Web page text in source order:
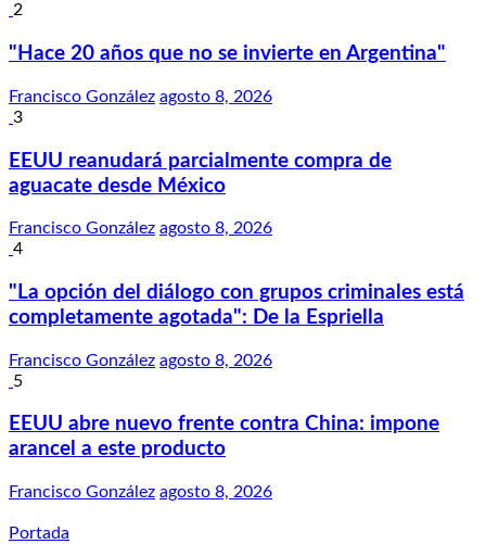
2
"Hace 20 años que no se invierte en Argentina"
Francisco González agosto 8, 2026
3
EEUU reanudará parcialmente compra de
aguacate desde México
Francisco González agosto 8, 2026
4
"La opción del diálogo con grupos criminales está
completamente agotada": De la Espriella
Francisco González agosto 8, 2026
5
EEUU abre nuevo frente contra China: impone
arancel a este producto
Francisco González agosto 8, 2026
Portada